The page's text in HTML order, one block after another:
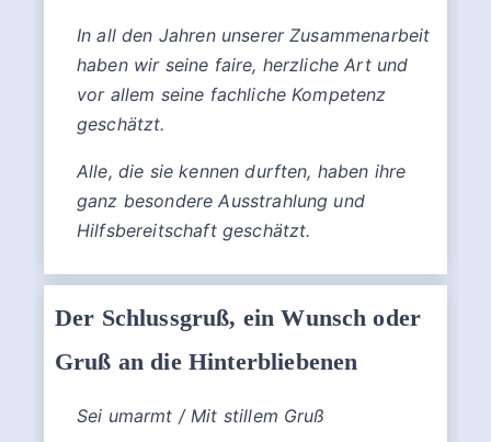
In all den Jahren unserer Zusammenarbeit
haben wir seine faire, herzliche Art und
vor allem seine fachliche Kompetenz
geschätzt.
Alle, die sie kennen durften, haben ihre
ganz besondere Ausstrahlung und
Hilfsbereitschaft geschätzt.
Der Schlussgruß, ein Wunsch oder
Gruß an die Hinterbliebenen
Sei umarmt / Mit stillem Gruß